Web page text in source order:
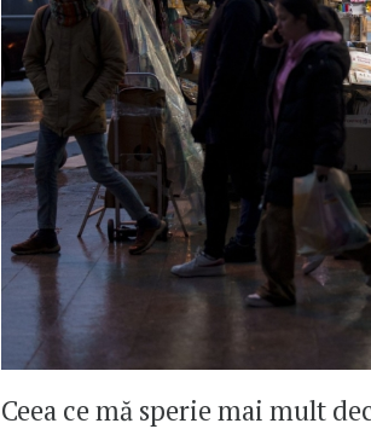
Ceea ce mă sperie mai mult